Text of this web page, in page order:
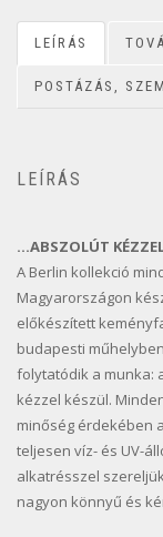
LEÍRÁS
POSTÁZÁS,
LEÍRÁS
…ABSZOLÚT
A Berlin kollekció
Magyarországon
előkészített
budapesti
folytatódik a munka:
kézzel készül.
minőség érdekében
teljesen víz- és UV-
alkatrésszel
nagyon könnyű és